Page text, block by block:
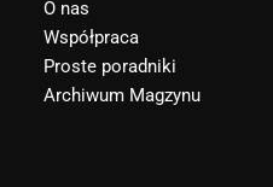
O nas
Współpraca
Proste poradniki
Archiwum Magzynu